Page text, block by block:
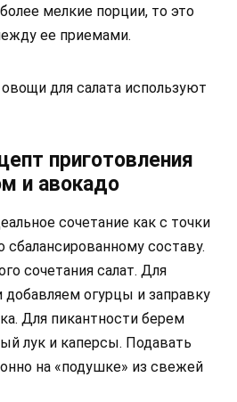
мелкие порции, то это
ее приемами.
для салата используют
приготовления
и авокадо
сочетание как с точки
сбалансированному составу.
сочетания салат. Для
огурцы и заправку
Для пикантности берем
лук и каперсы. Подавать
на «подушке» из свежей